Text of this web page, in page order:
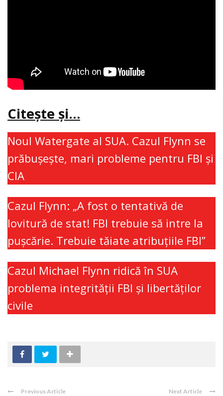
Citeşte şi…
Noul Watergate al SUA. Cazul Flynn se
prăbuşeşte, mari probleme pentru FBI şi
CIA
Cazul Flynn: „A fost o tentativă de
lovitură de stat! FBI trebuie să intre la
puşcărie. Trebuie tăiate atribuţiile FBI”
Cazul Michael Flynn ridică în SUA
problema integrității FBI şi libertăţilor
civile
Previous Article Next Article